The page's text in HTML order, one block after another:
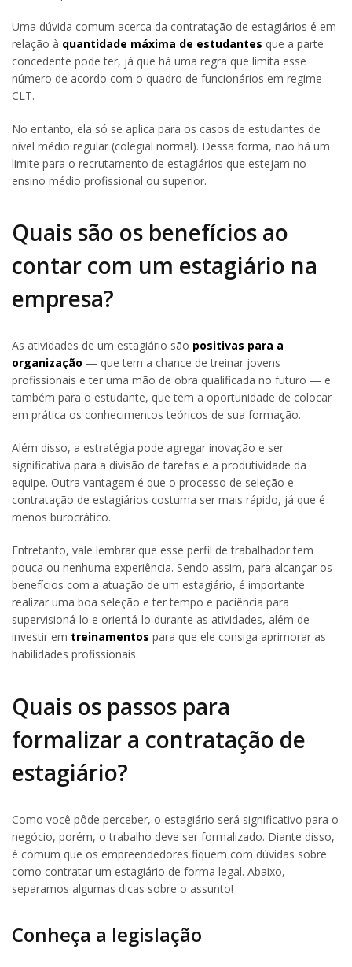
Uma dúvida comum acerca da contratação de estagiários é em
relação à quantidade máxima de estudantes que a parte
concedente pode ter, já que há uma regra que limita esse
número de acordo com o quadro de funcionários em regime
CLT.
No entanto, ela só se aplica para os casos de estudantes de
nível médio regular (colegial normal). Dessa forma, não há um
limite para o recrutamento de estagiários que estejam no
ensino médio profissional ou superior.
Quais são os benefícios ao
contar com um estagiário na
empresa?
As atividades de um estagiário são positivas para a
organização — que tem a chance de treinar jovens
profissionais e ter uma mão de obra qualificada no futuro — e
também para o estudante, que tem a oportunidade de colocar
em prática os conhecimentos teóricos de sua formação.
Além disso, a estratégia pode agregar inovação e ser
significativa para a divisão de tarefas e a produtividade da
equipe. Outra vantagem é que o processo de seleção e
contratação de estagiários costuma ser mais rápido, já que é
menos burocrático.
Entretanto, vale lembrar que esse perfil de trabalhador tem
pouca ou nenhuma experiência. Sendo assim, para alcançar os
benefícios com a atuação de um estagiário, é importante
realizar uma boa seleção e ter tempo e paciência para
supervisioná-lo e orientá-lo durante as atividades, além de
investir em treinamentos para que ele consiga aprimorar as
habilidades profissionais.
Quais os passos para
formalizar a contratação de
estagiário?
Como você pôde perceber, o estagiário será significativo para o
negócio, porém, o trabalho deve ser formalizado. Diante disso,
é comum que os empreendedores fiquem com dúvidas sobre
como contratar um estagiário de forma legal. Abaixo,
separamos algumas dicas sobre o assunto!
Conheça a legislação